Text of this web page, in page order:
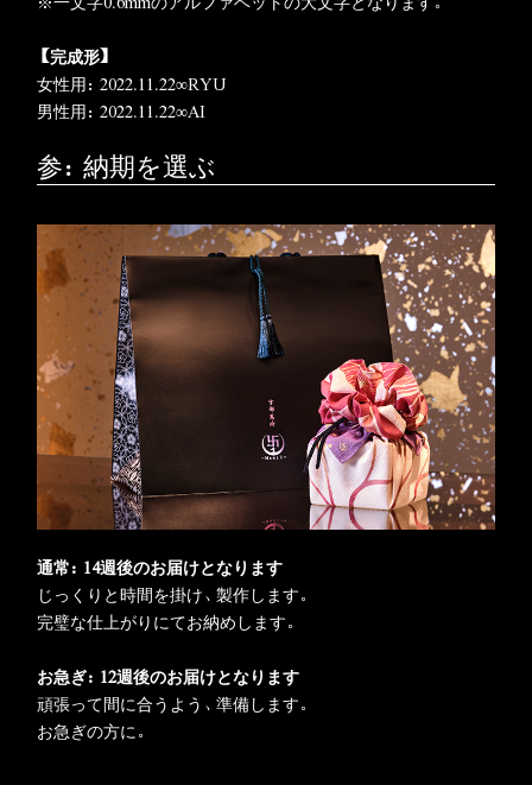
【完成形】
女性用：2022.11.22∞RYU
男性用：2022.11.22∞AI
参：納期を選ぶ
通常：14週後のお届けとなります
じっくりと時間を掛け、製作します。
完璧な仕上がりにてお納めします。
お急ぎ：12週後のお届けとなります
頑張って間に合うよう、準備します。
お急ぎの方に。